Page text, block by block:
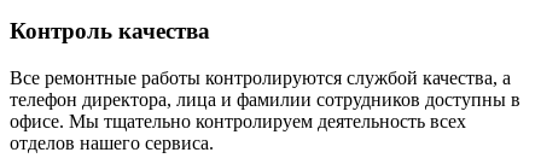
Контроль качества
Все ремонтные работы контролируются службой качества, а
телефон директора, лица и фамилии сотрудников доступны в
офисе. Мы тщательно контролируем деятельность всех
отделов нашего сервиса.